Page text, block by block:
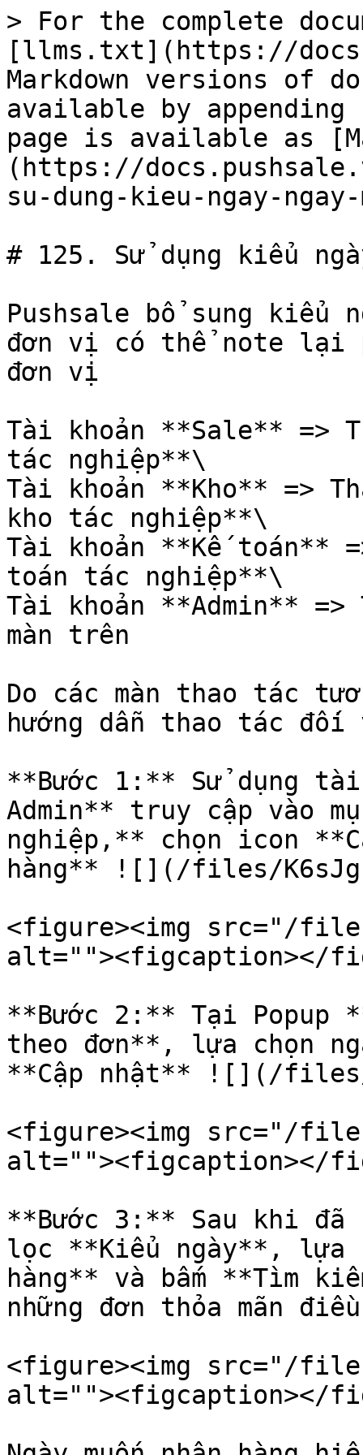
> For the complete
[llms.txt](https://
Markdown versions of
available by
page is available as
(https://
su-dung-kieu-ngay-ngay-
# 125. Sử dụng kiểu
Pushsale bổ sung kiểu
đơn vị có thể note lại
đơn vị
Tài khoản **Sale** =>
tác nghiệp**\
Tài khoản **Kho** =>
kho tác nghiệp**\
Tài khoản **Kế toán**
toán tác nghiệp**\
Tài khoản **Admin**
màn trên
Do các màn thao tác
hướng dẫn thao tác
**Bước 1:** Sử dụng
Admin** truy cập vào
nghiệp,** chọn icon
hàng** ![](/files/
<figure><img src="/files/
alt=""><figcaption></
**Bước 2:** Tại Popup
theo đơn**, lựa chọn
**Cập nhật** ![](/files/
<figure><img src="/files/
alt=""><figcaption></
**Bước 3:** Sau khi
lọc **Kiểu ngày**, lựa
hàng** và bấm **Tìm
những đơn thỏa mãn
<figure><img src="/files/
alt=""><figcaption></